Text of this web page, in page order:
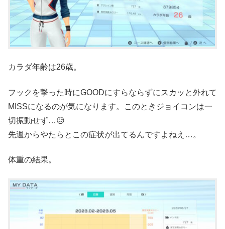
カラダ年齢は26歳。
フックを撃った時にGOODにすらならずにスカッと外れて
MISSになるのが気になります。このときジョイコンは一
切振動せず…😥
先週からやたらとこの症状が出てるんですよねえ…。
体重の結果。